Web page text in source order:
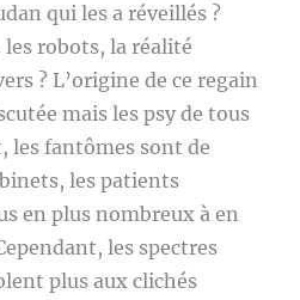
qui les a réveillés ?
robots, la réalité
? L’origine de ce regain
mais les psy de tous
les fantômes sont de
les patients
en plus nombreux à en
les spectres
plus aux clichés